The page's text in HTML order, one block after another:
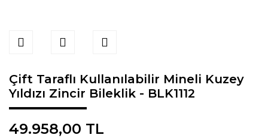
Çift Taraflı Kullanılabilir Mineli Kuzey
Yıldızı Zincir Bileklik - BLK1112
49.958,00 TL